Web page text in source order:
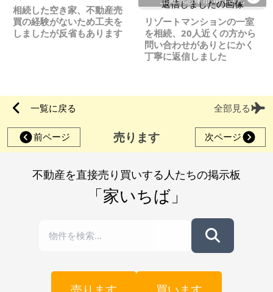
相続した空き家、不動産売
買の経験がないため工夫を
しましたが反省もあります
リゾートマンションの一室
を相続、20人近くの方から
問い合わせがありとにかく
丁寧に返信しました
一覧に戻る 全部見る
前ページ 売ります 次ページ
不動産を直接売り買いする人たちの掲示板
「家いちば」